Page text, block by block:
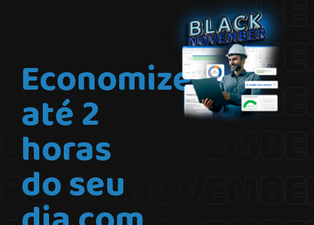
Economize
até 2
horas
do seu